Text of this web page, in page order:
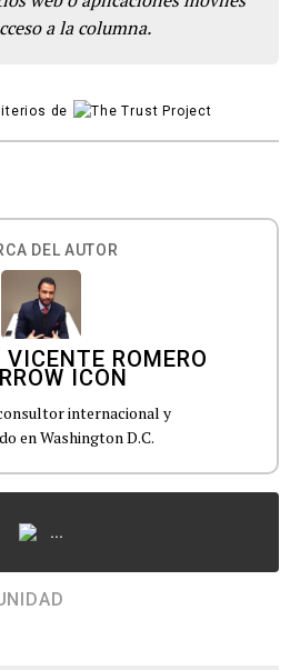
a la columna.
de
DEL AUTOR
ROMERO
internacional y
en Washington D.C.
...